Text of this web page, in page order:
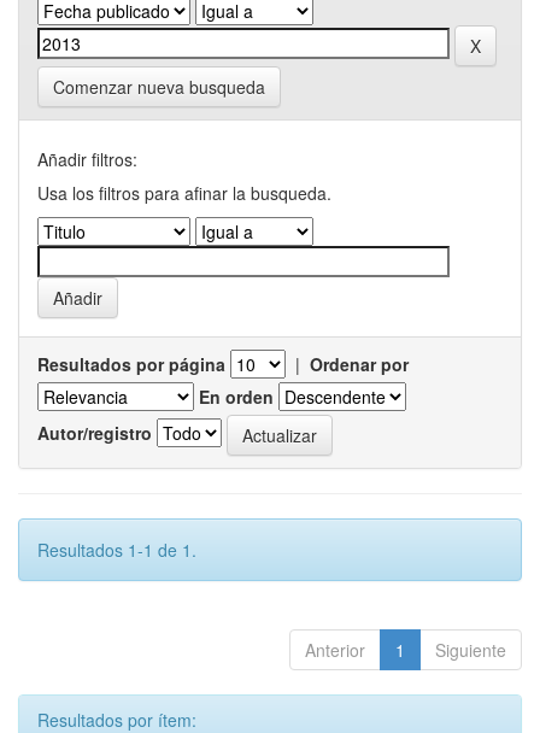
Comenzar nueva busqueda
Añadir filtros:
Usa los filtros para afinar la busqueda.
Resultados por página | Ordenar por
En orden
Autor/registro
Resultados 1-1 de 1.
Anterior 1 Siguiente
Resultados por ítem: